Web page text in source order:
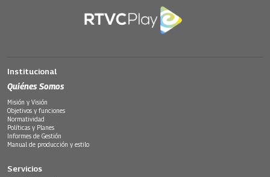
Institucional
Quiénes Somos
Misión y Visión
Objetivos y funciones
Normatividad
Políticas y Planes
Informes de Gestión
Manual de producción y estilo
Servicios